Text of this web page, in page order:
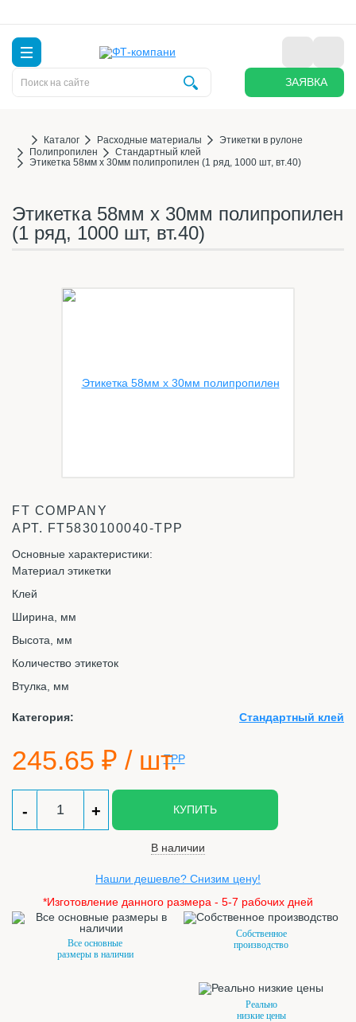
ЗАЯВКА
Каталог Расходные материалы
Этикетки в рулоне
Полипропилен
Стандартный клей
Этикетка 58мм х 30мм полипропилен (1 ряд, 1000 шт, вт.40)
Этикетка 58мм х 30мм полипропилен
(1 ряд, 1000 шт, вт.40)
FT COMPANY
АРТ. FT5830100040-TPP
Основные характеристики:
Материал этикетки
Клей
Ширина, мм
Высота, мм
Количество этикеток
Втулка, мм
Категория: Стандартный клей
245.65 ₽ / шт.
- + КУПИТЬ
В наличии
Нашли дешевле? Снизим цену!
*Изготовление данного размера - 5-7 рабочих дней
Все основные
размеры в наличии
Собственное
производство
Реально
низкие цены